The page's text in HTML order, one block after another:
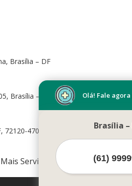
Brasília – DF
Brasília – DF, 70673-416
72120-470
Mais Serviços
Olá! Fale
Brasília –